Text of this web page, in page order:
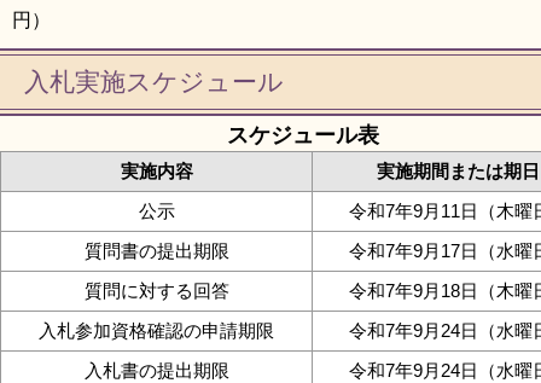
円）
入札実施スケジュール
スケジュール表
実施内容
実施期間または期日
公示
令和7年9月11日（木曜
質問書の提出期限
令和7年9月17日（水曜
質問に対する回答
令和7年9月18日（木曜
入札参加資格確認の申請期限
令和7年9月24日（水曜
入札書の提出期限
令和7年9月24日（水曜